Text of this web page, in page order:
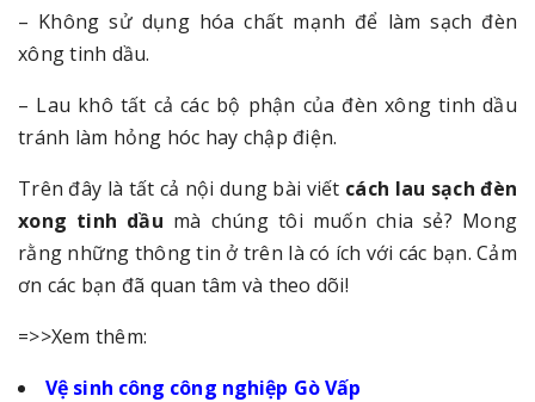
– Không sử dụng hóa chất mạnh để làm sạch đèn
xông tinh dầu.
– Lau khô tất cả các bộ phận của đèn xông tinh dầu
tránh làm hỏng hóc hay chập điện.
Trên đây là tất cả nội dung bài viết cách lau sạch đèn
xong tinh dầu mà chúng tôi muốn chia sẻ? Mong
rằng những thông tin ở trên là có ích với các bạn. Cảm
ơn các bạn đã quan tâm và theo dõi!
=>>Xem thêm:
Vệ sinh công công nghiệp Gò Vấp